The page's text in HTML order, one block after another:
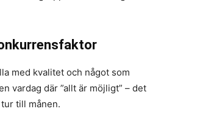
med kvalitet och något som
vardag där ”allt är möjligt” – det
till månen.